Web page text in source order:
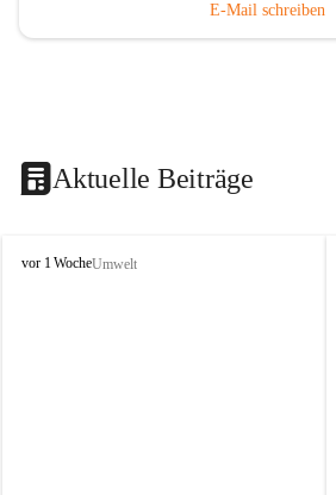
E-Mail schreiben
Aktuelle Beiträge
V
vor 1 WocheUmwelt